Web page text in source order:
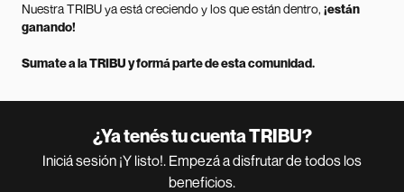
Nuestra TRIBU ya está creciendo y los que están dentro, ¡están
ganando!
Sumate a la TRIBU y formá parte de esta comunidad.
¿Ya tenés tu cuenta TRIBU?
Iniciá sesión ¡Y listo!. Empezá a disfrutar de todos los
beneficios.